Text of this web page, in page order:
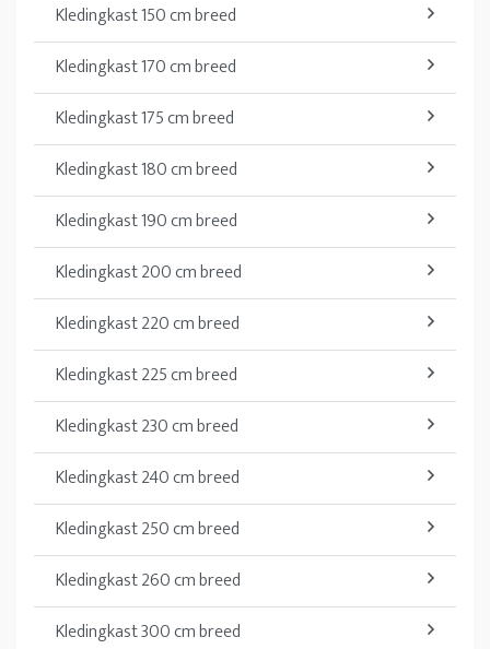
Kledingkast 150 cm breed
Kledingkast 170 cm breed
Kledingkast 175 cm breed
Kledingkast 180 cm breed
Kledingkast 190 cm breed
Kledingkast 200 cm breed
Kledingkast 220 cm breed
Kledingkast 225 cm breed
Kledingkast 230 cm breed
Kledingkast 240 cm breed
Kledingkast 250 cm breed
Kledingkast 260 cm breed
Kledingkast 300 cm breed